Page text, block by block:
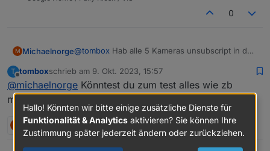
0
M Michaelnorge@tombox Hab alle 5 Kameras unsubscript in der
helfen, aber hat leider nix geholfen. Fehler
kommt weiterhin alle 5 Minuten: "uncaught
exception: callback.call is not a function".
Ich habe die Kameras eigentlich ganz normal am
laufen. Bei einer Kamera hab ich den
"privatsphärenmodus" aktiviert, aber sonst
laufen die wie "ab Werk". Ich benutze nicht mal
die App, MotionEye holt die Bilder von der
Kamera und stellt sie ioBroker zur Vefügung.
Aber das macht ioBroker ja nicht auf den Punkt
alle 5 Minuten sondern nur bei Bewegung....
T
Offline
tomboxschrieb am 9. Okt. 2023, 15:57
zuletzt editiert von
@michaelnorge Könntest du zum test alles wie zb
motion eye deaktivieren
2 Antworten 0
Hallo! Könnten wir bitte einige zusätzliche Dienste für
Funktionalität & Analytics aktivieren? Sie können Ihre
Zustimmung später jederzeit ändern oder zurückziehen.